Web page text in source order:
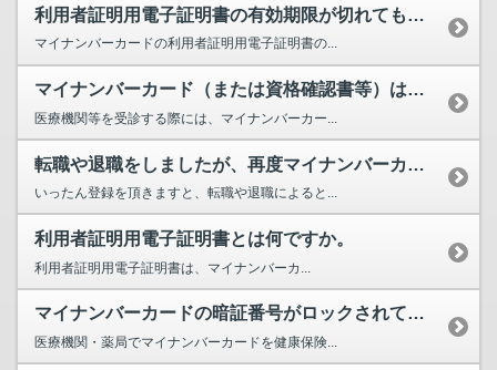
利用者証明用電子証明書の有効期限が切れても健康保険証としては利用できますか。
マイナンバーカードの利用者証明用電子証明書の...
マイナンバーカード（または資格確認書等）は、受診の度に提示が必要ですか。
医療機関等を受診する際には、マイナンバーカー...
転職や退職をしましたが、再度マイナンバーカードを健康保険証等として利用するための登録が必要でし...
いったん登録を頂きますと、転職や退職によると...
利用者証明用電子証明書とは何ですか。
利用者証明用電子証明書は、マイナンバーカ...
マイナンバーカードの暗証番号がロックされてしまったのですが、健康保険証としては利用できますか。
医療機関・薬局でマイナンバーカードを健康保険...